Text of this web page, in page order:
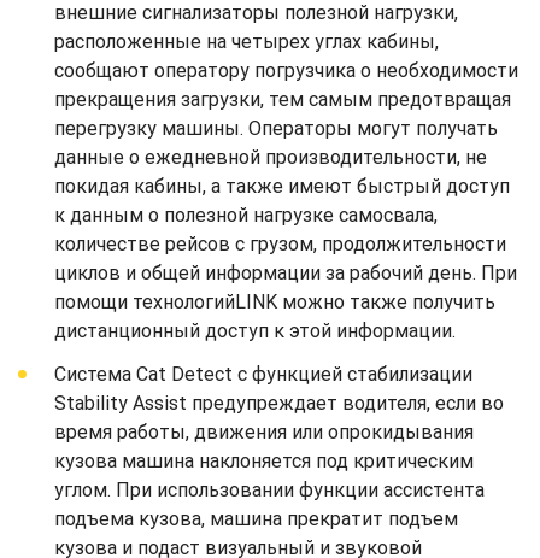
внешние сигнализаторы полезной нагрузки,
расположенные на четырех углах кабины,
сообщают оператору погрузчика о необходимости
прекращения загрузки, тем самым предотвращая
перегрузку машины. Операторы могут получать
данные о ежедневной производительности, не
покидая кабины, а также имеют быстрый доступ
к данным о полезной нагрузке самосвала,
количестве рейсов с грузом, продолжительности
циклов и общей информации за рабочий день. При
помощи технологийLINK можно также получить
дистанционный доступ к этой информации.
Система Cat Detect с функцией стабилизации
Stability Assist предупреждает водителя, если во
время работы, движения или опрокидывания
кузова машина наклоняется под критическим
углом. При использовании функции ассистента
подъема кузова, машина прекратит подъем
кузова и подаст визуальный и звуковой